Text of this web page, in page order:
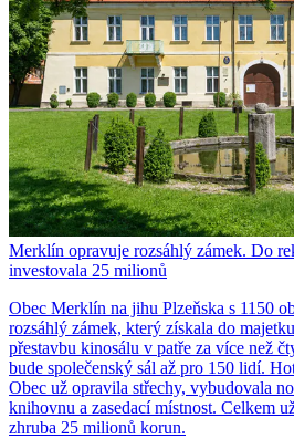
Merklín opravuje rozsáhlý zámek. Do
investovala 25 milionů
Obec Merklín na jihu Plzeňska s 1150
rozsáhlý zámek, který získala do
přestavbu kinosálu v patře za více než
bude společenský sál až pro 150 lidí.
Obec už opravila střechy, vybudovala
knihovnu a zasedací místnost. Celkem
zhruba 25 milionů korun.